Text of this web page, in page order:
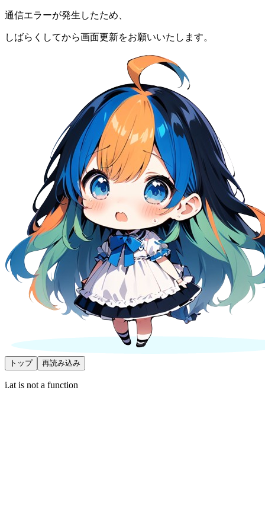
通信エラーが発生したため、
しばらくしてから画面更新をお願いいたします。
トップ 再読み込み
i.at is not a function